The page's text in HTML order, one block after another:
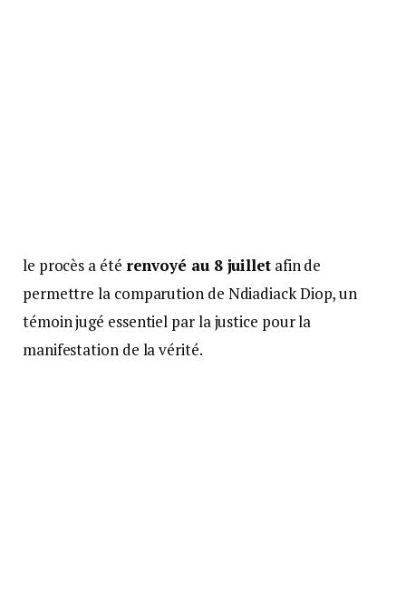
le procès a été renvoyé au 8 juilletafin de
permettre la comparution de Ndiadiack Diop, un
témoin jugé essentiel par la justice pour la
manifestation de la vérité.